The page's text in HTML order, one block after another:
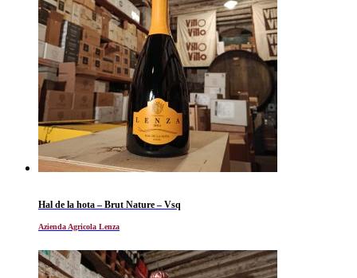
Hal de la hota – Brut Nature – Vsq
Azienda Agricola Lenza